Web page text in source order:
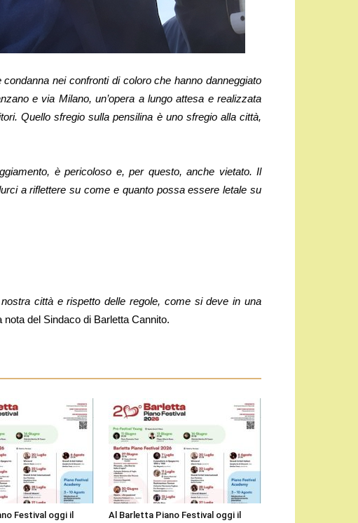
nei confronti di coloro che hanno danneggiato
e via Milano, un’opera a lungo attesa e realizzata
Quello sfregio sulla pensilina è uno sfregio alla città,
è pericoloso e, per questo, anche vietato. Il
a riflettere su come e quanto possa essere letale su
città e rispetto delle regole, come si deve in una
nota del Sindaco di Barletta Cannito.
Festival oggi il
Al Barletta Piano Festival oggi il